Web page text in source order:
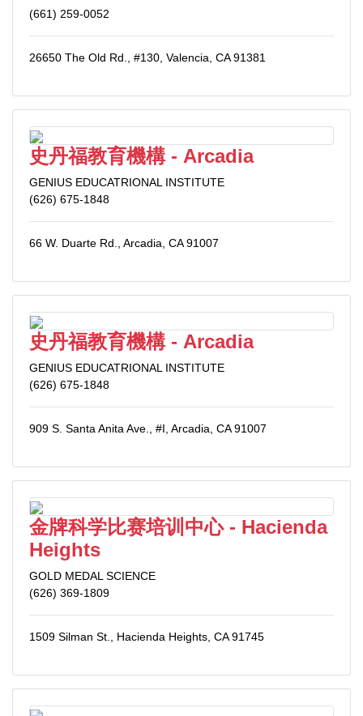
(661) 259-0052
26650 The Old Rd., #130, Valencia, CA 91381
史丹福教育機構 - Arcadia
GENIUS EDUCATRIONAL INSTITUTE
(626) 675-1848
66 W. Duarte Rd., Arcadia, CA 91007
史丹福教育機構 - Arcadia
GENIUS EDUCATRIONAL INSTITUTE
(626) 675-1848
909 S. Santa Anita Ave., #I, Arcadia, CA 91007
金牌科学比赛培训中心 - Hacienda
Heights
GOLD MEDAL SCIENCE
(626) 369-1809
1509 Silman St., Hacienda Heights, CA 91745